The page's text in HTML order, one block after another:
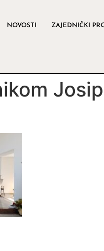
NOVOSTI ZAJEDNIČKI